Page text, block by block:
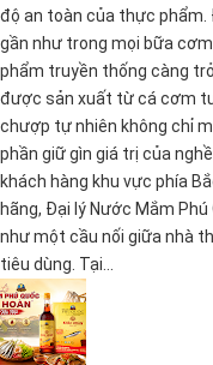
độ an toàn của thực phẩm.
gần như trong mọi bữa
phẩm truyền thống càng
được sản xuất từ cá cơm
chượp tự nhiên không chỉ
phần giữ gìn giá trị của
khách hàng khu vực phía
hãng, Đại lý Nước Mắm
như một cầu nối giữa nhà
tiêu dùng. Tại...